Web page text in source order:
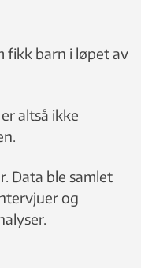
fikk barn i løpet av
altså ikke
Data ble samlet
og